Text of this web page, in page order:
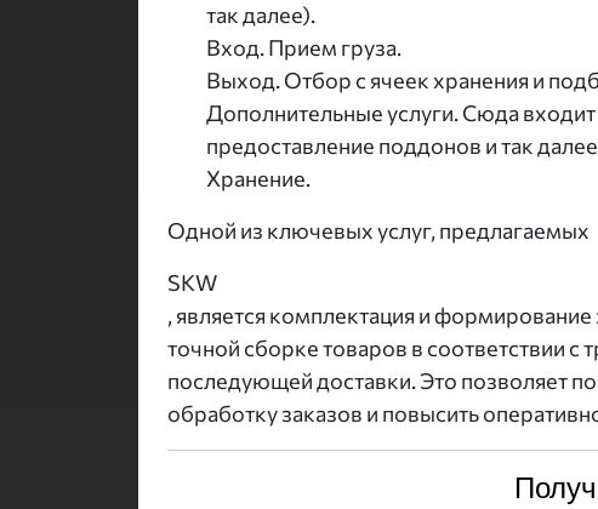
так далее).
Вход. Прием груза.
Выход. Отбор с ячеек хранения и
Дополнительные услуги. Сюда
предоставление поддонов и так
Хранение.
Одной из ключевых услуг, предлагаемых
SKW
, является комплектация и
точной сборке товаров в соответствии
последующей доставки. Это позволяет
обработку заказов и повысить